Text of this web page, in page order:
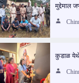
मुद्देमाल
कुडाळ